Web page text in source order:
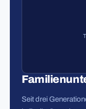
Seit drei